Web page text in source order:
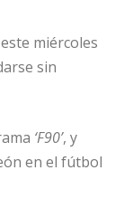
miércoles
sin
‘F90’, y
en el fútbol